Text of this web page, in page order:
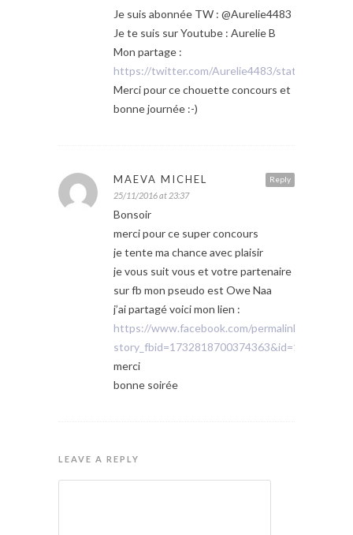
Je suis abonnée TW : @Aurelie4483
Je te suis sur Youtube : Aurelie B
Mon partage :
https://twitter.com/Aurelie4483/status/
Merci pour ce chouette concours et
bonne journée :-)
Reply
MAEVA MICHEL
25/11/2016 at 23:37
Bonsoir
merci pour ce super concours
je tente ma chance avec plaisir
je vous suit vous et votre partenaire
sur fb mon pseudo est Owe Naa
j’ai partagé voici mon lien :
https://www.facebook.com/permalink.php?
merci
bonne soirée
LEAVE A REPLY